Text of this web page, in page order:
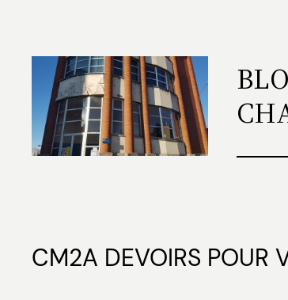
contenu
CM2A DEVOIRS POUR